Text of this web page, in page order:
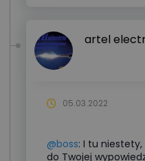
artel
05.03.2022
@boss: I tu
do Twojej